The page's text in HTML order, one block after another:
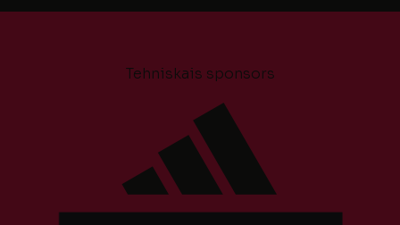
Tehniskais sponsors